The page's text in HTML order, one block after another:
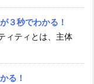
３秒でわかる！
ィティとは、主体
る！